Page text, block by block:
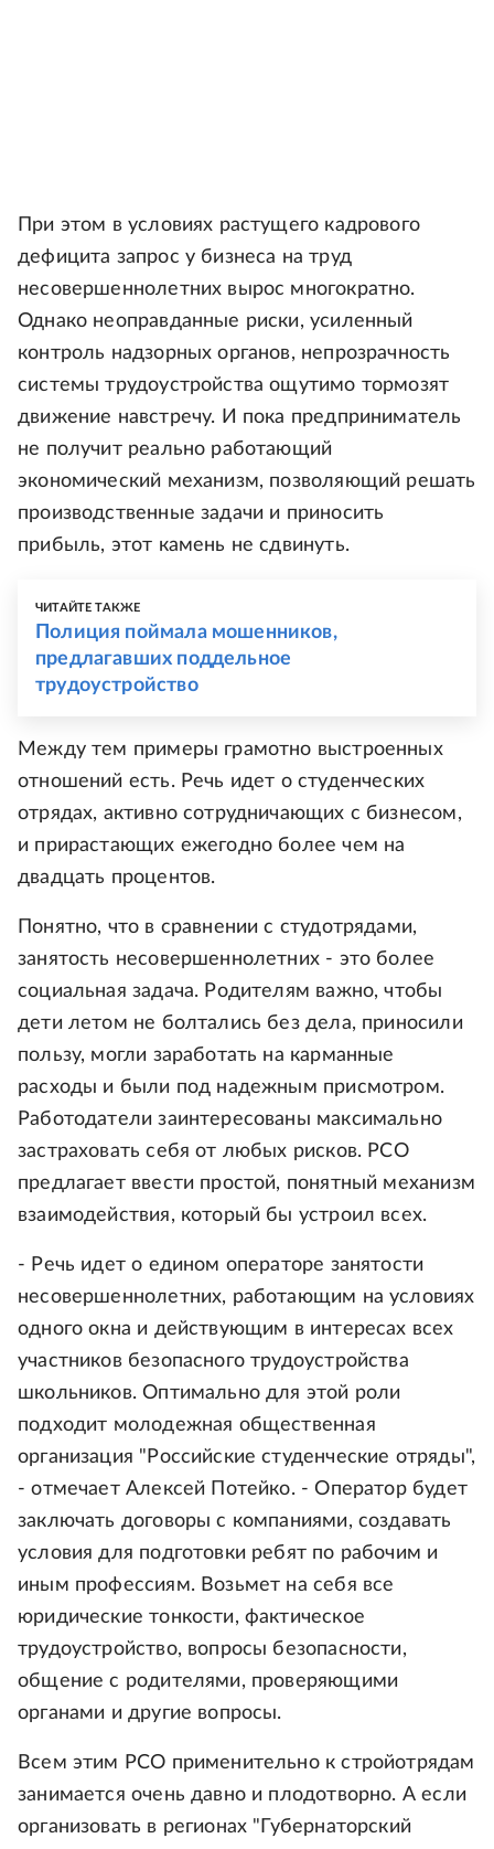
При этом в условиях растущего кадрового
дефицита запрос у бизнеса на труд
несовершеннолетних вырос многократно.
Однако неоправданные риски, усиленный
контроль надзорных органов, непрозрачность
системы трудоустройства ощутимо тормозят
движение навстречу. И пока предприниматель
не получит реально работающий
экономический механизм, позволяющий решать
производственные задачи и приносить
прибыль, этот камень не сдвинуть.
ЧИТАЙТЕ ТАКЖЕ
Полиция поймала мошенников,
предлагавших поддельное
трудоустройство
Между тем примеры грамотно выстроенных
отношений есть. Речь идет о студенческих
отрядах, активно сотрудничающих с бизнесом,
и прирастающих ежегодно более чем на
двадцать процентов.
Понятно, что в сравнении с студотрядами,
занятость несовершеннолетних - это более
социальная задача. Родителям важно, чтобы
дети летом не болтались без дела, приносили
пользу, могли заработать на карманные
расходы и были под надежным присмотром.
Работодатели заинтересованы максимально
застраховать себя от любых рисков. РСО
предлагает ввести простой, понятный механизм
взаимодействия, который бы устроил всех.
- Речь идет о едином операторе занятости
несовершеннолетних, работающим на условиях
одного окна и действующим в интересах всех
участников безопасного трудоустройства
школьников. Оптимально для этой роли
подходит молодежная общественная
организация "Российские студенческие отряды",
- отмечает Алексей Потейко. - Оператор будет
заключать договоры с компаниями, создавать
условия для подготовки ребят по рабочим и
иным профессиям. Возьмет на себя все
юридические тонкости, фактическое
трудоустройство, вопросы безопасности,
общение с родителями, проверяющими
органами и другие вопросы.
Всем этим РСО применительно к стройотрядам
занимается очень давно и плодотворно. А если
организовать в регионах "Губернаторский